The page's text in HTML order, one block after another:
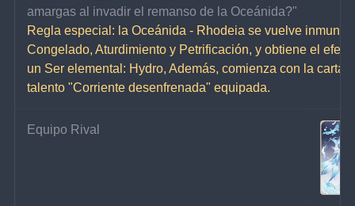
amargas al invadir el remanso de la Oceánida?"
Regla especial: la Oceánida - Rhodeia se vuelve inmune
Congelado, Aturdimiento y Petrificación, y obtiene el
un Ser elemental: Hydro, Además, comienza con la carta
talento "Corriente desenfrenada" equipada.
Equipo Rival